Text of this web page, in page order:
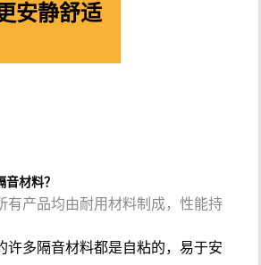
安静舒适
材料？
有产品均由耐用材料制成，性能持
许多隔音材料都是自粘的，易于安